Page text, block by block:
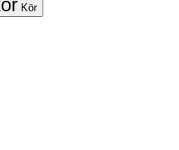
Kör